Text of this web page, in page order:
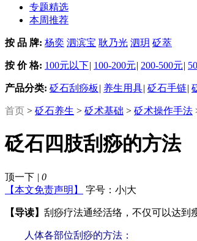
专题精选
本周推荐
按 品 牌: 杨奕 泗滨宝 耿乃光 泗玥 砭萃
按 价 格: 100元以下| 100-200元| 200-500元|
产品分类: 砭石刮痧板 | 养生用具| 砭石手链|
首页 > 砭石养生 > 砭术基础 > 砭术操作手法
砭石四肢刮痧的方法
顶一下 | 0
【本文免责声明】
字号： 小|大
【导读】 刮痧疗法通经活络，不仅可以达到
人体各部位刮痧的方法：